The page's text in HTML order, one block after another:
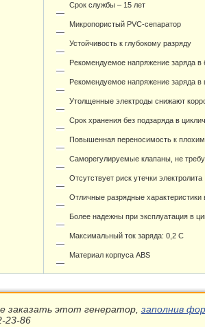
Срок службы – 15 лет
Микропористый PVC-сепаратор
Устойчивость к глубокому разряду
Рекомендуемое напряжение заряда
Рекомендуемое напряжение заряда
Утолщенные электроды снижают
Срок хранения без подзаряда в
Повышенная переносимость к
Саморегулируемые клапаны, не
Отсутствует риск утечки электролита
Отличные разрядные
Более надежны при эксплуатация в
Максимальный ток заряда: 0,2 С
Материал корпуса ABS
заказать этот генератор, заполнив
23-86